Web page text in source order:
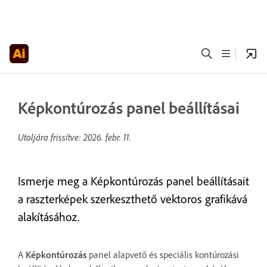
Képkontúrozás panel beállításai
Utoljára frissítve:2026. febr. 11.
Ismerje meg a Képkontúrozás panel beállításait
a raszterképek szerkeszthető vektoros grafikává
alakításához.
A Képkontúrozás panel alapvető és speciális kontúrozási